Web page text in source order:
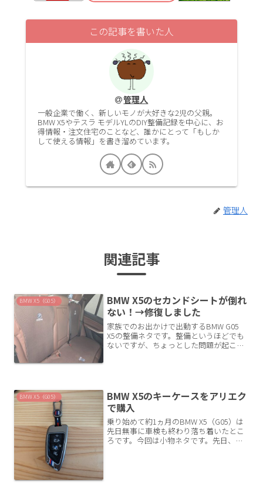
この記事を書いた人
管理人
一般企業で働く、新しいモノが大好きな2児の父親。
BMW X5やテスラ モデルYLのDIY整備記録を中心に、お
得情報・注文住宅のことなど、誰かにとって「もしか
して使える情報」を書き溜めています。
管理人
関連記事
BMW X5（G05）
BMW X5のセカンドシートが倒れ
ない！→修復しました
家族でのお出かけで出動するBMW G05
X5の整備ネタです。整備というほどでも
ないですが、ちょっとした問題が起こっ
BMW X5（G05）
BMW X5のキーケースをアリエク
で購入
乗り始めて約1ヵ月のBMW X5（G05）は
先日無事に車検も終わり落ち着いたとこ
ろです。今回は小物ネタです。先日、も